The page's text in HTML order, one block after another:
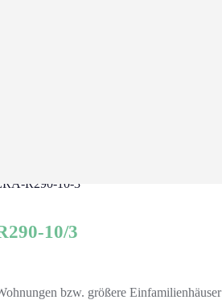
10/3
bzw. größere Einfamilienhäuser